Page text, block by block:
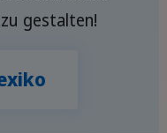
gestalten!